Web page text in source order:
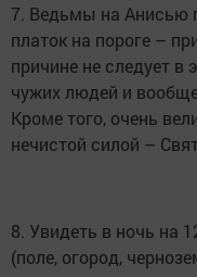
7. Ведьмы на Анисью
платок на пороге –
причине не следует в
чужих людей и
Кроме того, очень
нечистой силой –
8. Увидеть в ночь на
(поле, огород,